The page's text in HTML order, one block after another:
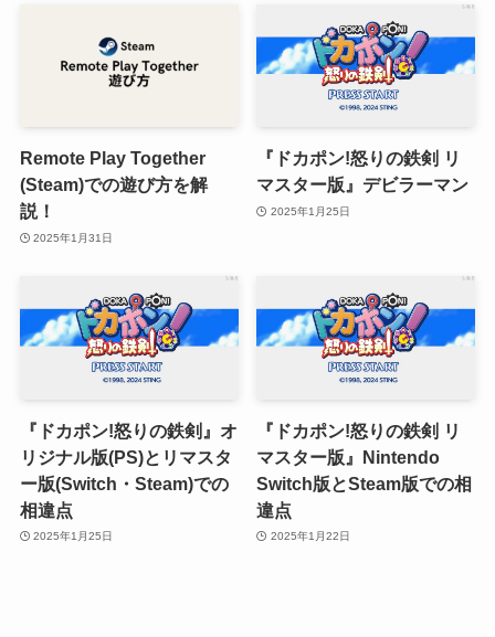
Remote Play Together
(Steam)での遊び方を解
説！
2025年1月31日
『ドカポン!怒りの鉄剣 リ
マスター版』デビラーマン
2025年1月25日
『ドカポン!怒りの鉄剣』オ
リジナル版(PS)とリマスタ
ー版(Switch・Steam)での
相違点
2025年1月25日
『ドカポン!怒りの鉄剣 リ
マスター版』Nintendo
Switch版とSteam版での相
違点
2025年1月22日